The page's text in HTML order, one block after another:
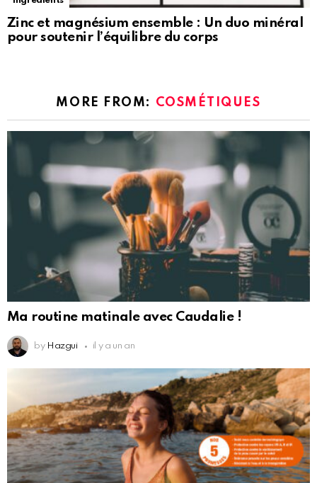
Zinc et magnésium ensemble : Un duo minéral
pour soutenir l’équilibre du corps
MORE FROM: COSMÉTIQUES
Ma routine matinale avec Caudalie !
by Hazgui il y a un an